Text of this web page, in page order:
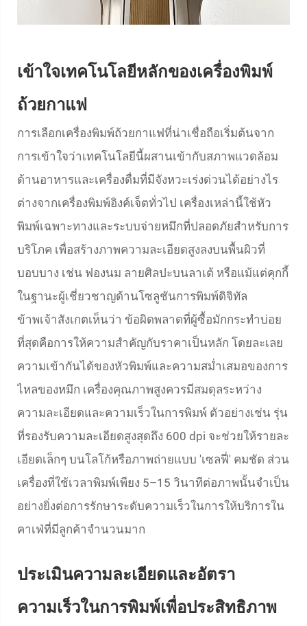
เข้าใจเทคโนโลยีหลักของเครื่องพิมพ์
ถ้วยกาแฟ
การเลือกเครื่องพิมพ์ถ้วยกาแฟที่น่าเชื่อถือเริ่มต้นจาก
การเข้าใจว่าเทคโนโลยีนี้ผสานเข้ากับสภาพแวดล้อม
ด้านอาหารและเครื่องดื่มที่มีจังหวะเร่งด่วนได้อย่างไร
ต่างจากเครื่องพิมพ์อิงค์เจ็ตทั่วไป เครื่องเหล่านี้ใช้หัว
พิมพ์เฉพาะทางและระบบจ่ายหมึกที่ปลอดภัยสำหรับการ
บริโภค เพื่อสร้างภาพความละเอียดสูงลงบนพื้นผิวที่
บอบบาง เช่น ฟองนม ลายศิลปะบนลาเต้ หรือแม้แต่คุกกี้
ในฐานะผู้เชี่ยวชาญด้านโซลูชันการพิมพ์ดิจิทัล
ข้าพเจ้าสังเกตเห็นว่า ข้อผิดพลาดที่ผู้ซื้อมักกระทำบ่อย
ที่สุดคือการให้ความสำคัญกับราคาเป็นหลัก โดยละเลย
ความเข้ากันได้ของหัวพิมพ์และความสม่ำเสมอของการ
ไหลของหมึก เครื่องคุณภาพสูงควรมีสมดุลระหว่าง
ความละเอียดและความเร็วในการพิมพ์ ตัวอย่างเช่น รุ่น
ที่รองรับความละเอียดสูงสุดถึง 600 dpi จะช่วยให้รายละ
เอียดเล็กๆ บนโลโก้หรือภาพถ่ายแบบ 'เซลฟี่' คมชัด ส่วน
เครื่องที่ใช้เวลาพิมพ์เพียง 5–15 วินาทีต่อภาพนั้นจำเป็น
อย่างยิ่งต่อการรักษาระดับความเร็วในการให้บริการใน
คาเฟ่ที่มีลูกค้าจำนวนมาก
ประเมินความละเอียดและอัตรา
ความเร็วในการพิมพ์เพื่อประสิทธิภาพ